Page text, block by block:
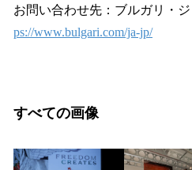
お問い合わせ先：ブルガリ・
ps://www.bulgari.com/ja-jp/
すべての画像